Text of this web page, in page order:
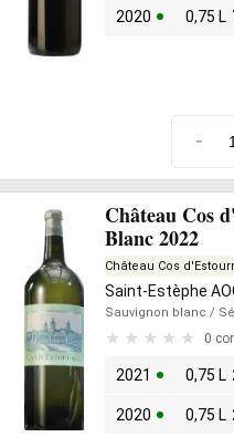
2020 0,75 L
-
Château Cos
Blanc 2022
Château Cos
Saint-Estèphe
Sauvignon blanc /
0
2021 0,75 L
2020 0,75 L